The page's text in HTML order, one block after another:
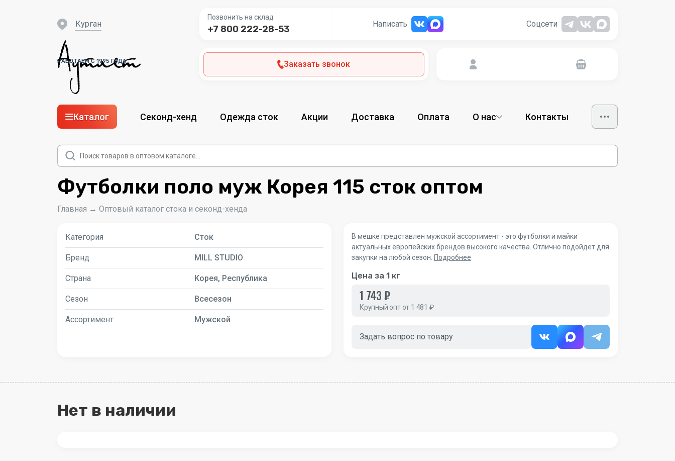
РАБОТАЕМ С 1995 ГОДА
Курган
Позвонить на склад
+7 800 222-28-53 Написать Соцсети
Заказать звонок
Каталог Секонд-хенд Одежда сток Акции Доставка Оплата О нас Контакты
Поиск
товаров
Футболки поло муж Корея 115 сток оптом
Главная → Оптовый каталог стока и секонд-хенда
Категория Сток
Бренд MILL STUDIO
Страна Корея, Республика
Сезон Всесезон
Ассортимент Мужской
В мешке представлен мужской ассортимент - это футболки и майки
актуальных европейских брендов высокого качества. Отлично подойдет для
закупки на любой сезон. Подробнее
Цена за 1 кг
1 743 ₽
Крупный опт от 1 481 ₽
Задать вопрос по товару
Нет в наличии